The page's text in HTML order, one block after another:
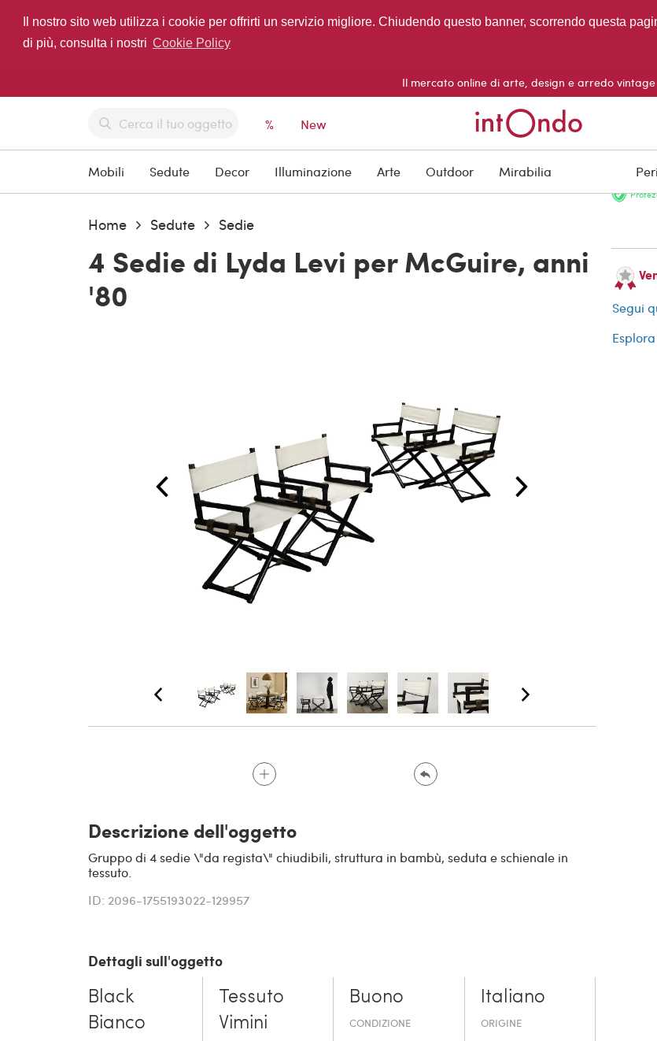
Il nostro sito web utilizza i cookie per offrirti un servizio migliore. Chiudendo questo banner, scorrendo questa
di più, consulta i nostri Cookie Policy
Il mercato online di arte, design e arredo vintage
% New
Mobili Sedute Decor Illuminazione Arte Outdoor Mirabilia
Home Sedute Sedie
4 Sedie di Lyda Levi per McGuire, anni
'80
Segui
Descrizione dell'oggetto
Gruppo di 4 sedie \"da regista\" chiudibili, struttura in bambù, seduta e schienale in
tessuto.
ID: 2096-1755193022-129957
Dettagli sull'oggetto
Black
Bianco
Tessuto
Vimini
Buono
CONDIZIONE
Italiano
ORIGINE